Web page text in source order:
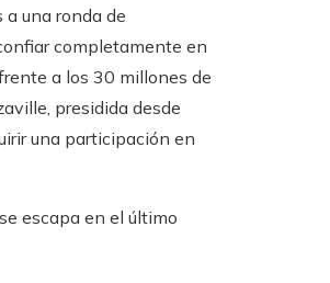
una ronda de
completamente en
a los 30 millones de
presidida desde
una participación en
escapa en el último